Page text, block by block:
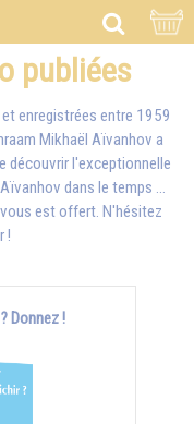
publiées
enregistrées entre 1959
Mikhaël Aïvanhov a
découvrir l'exceptionnelle
dans le temps ...
est offert. N'hésitez
!
Donnez !